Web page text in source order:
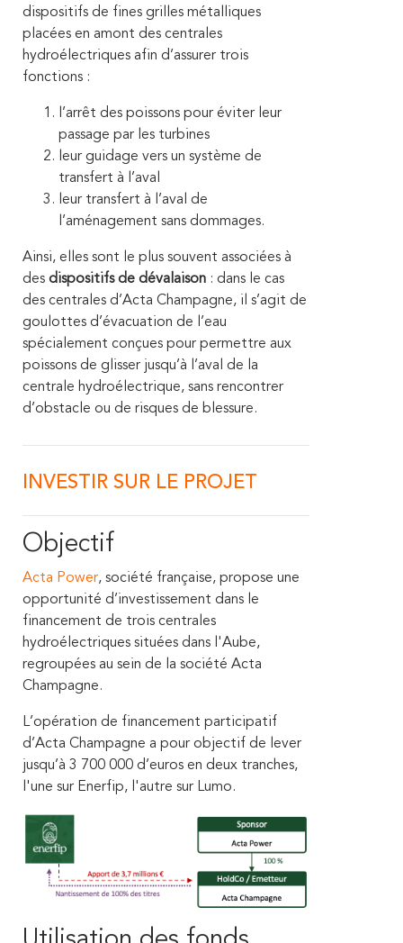
dispositifs de fines grilles métalliques
placées en amont des centrales
hydroélectriques afin d’assurer trois
fonctions :
l’arrêt des poissons pour éviter leur
passage par les turbines
leur guidage vers un système de
transfert à l’aval
leur transfert à l’aval de
l’aménagement sans dommages.
Ainsi, elles sont le plus souvent associées à
des dispositifs de dévalaison : dans le cas
des centrales d’Acta Champagne, il s’agit de
goulottes d’évacuation de l’eau
spécialement conçues pour permettre aux
poissons de glisser jusqu’à l’aval de la
centrale hydroélectrique, sans rencontrer
d’obstacle ou de risques de blessure.
INVESTIR SUR LE PROJET
Objectif
Acta Power, société française, propose une
opportunité d’investissement dans le
financement de trois centrales
hydroélectriques situées dans l'Aube,
regroupées au sein de la société Acta
Champagne.
L’opération de financement participatif
d’Acta Champagne a pour objectif de lever
jusqu’à 3 700 000 d’euros en deux tranches,
l'une sur Enerfip, l'autre sur Lumo.